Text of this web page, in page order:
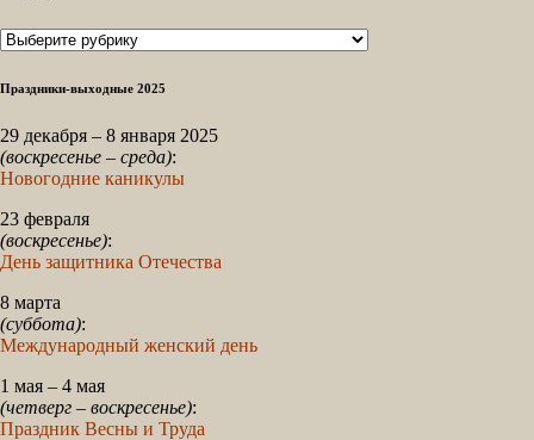
Все
Праздники-выходные 2025
29 декабря – 8 января 2025
(воскресенье – среда):
Новогодние каникулы
23 февраля
(воскресенье):
День защитника Отечества
8 марта
(суббота):
Международный женский день
1 мая – 4 мая
(четверг – воскресенье):
Праздник Весны и Труда